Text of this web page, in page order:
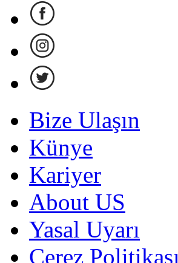
Bize Ulaşın
Künye
Kariyer
About US
Yasal Uyarı
Çerez Politikası